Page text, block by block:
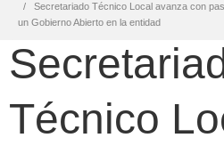
Secretariado Técnico Local avanza con
un Gobierno Abierto en la entidad
Técnico